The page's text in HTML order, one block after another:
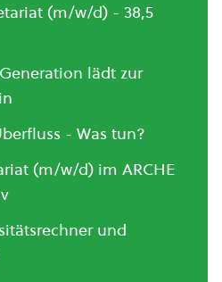
(m/w/d) - 38,5
lädt zur
- Was tun?
(m/w/d) im ARCHE
und